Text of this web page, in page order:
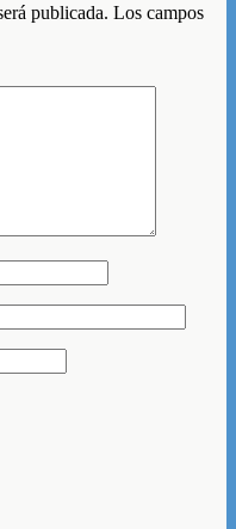
publicada. Los campos